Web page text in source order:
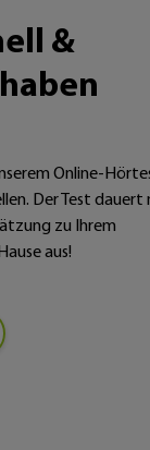
&
Online-
Der Test dauert
zu Ihrem
aus!